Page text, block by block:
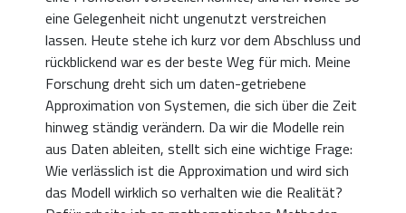
eine Gelegenheit nicht ungenutzt verstreichen
lassen. Heute stehe ich kurz vor dem Abschluss und
rückblickend war es der beste Weg für mich. Meine
Forschung dreht sich um daten-getriebene
Approximation von Systemen, die sich über die Zeit
hinweg ständig verändern. Da wir die Modelle rein
aus Daten ableiten, stellt sich eine wichtige Frage:
Wie verlässlich ist die Approximation und wird sich
das Modell wirklich so verhalten wie die Realität?